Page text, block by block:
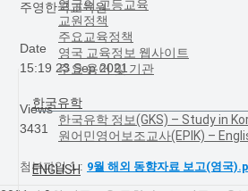
영국의 고등교육
교원정책
주요교육정책
영국 교육정보 웹사이트
주요 용어 및 기관
한국유학
한국유학 정보(GKS) – Study in
원어민영어보조교사(EPIK) –
ENGLISH
주영한국교육원
Date
15:19 23 Sep 2021
Views
3431
첨부파일 1 : 9월 해외 동향자료 보고(영국